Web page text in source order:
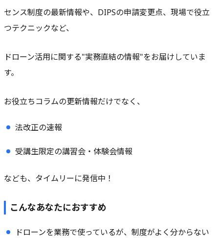
センス制度の最新情報や、DIPSの申請変更点、現場で役立
つテクニックなど、
ドローン活用に関する"実務直結の情報"をお届けしていま
す。
お役立ちコラムの更新情報だけでなく、
法改正の速報
受講生限定の講習会・体験会情報
なども、タイムリーに発信中！
こんなあなたにおすすめ
ドローンを業務で使っているが、制度がよく分からない